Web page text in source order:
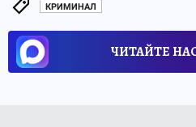
КРИМИНАЛ
ЧИТАЙТЕ